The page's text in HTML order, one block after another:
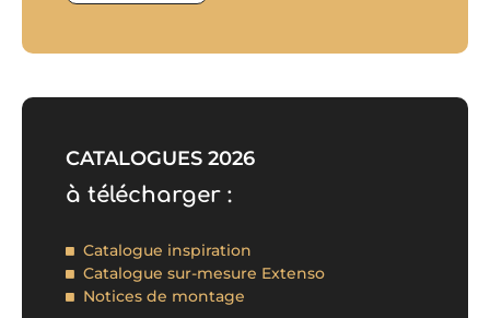
CATALOGUES 2026
à télécharger :
Catalogue inspiration
Catalogue sur-mesure Extenso
Notices de montage